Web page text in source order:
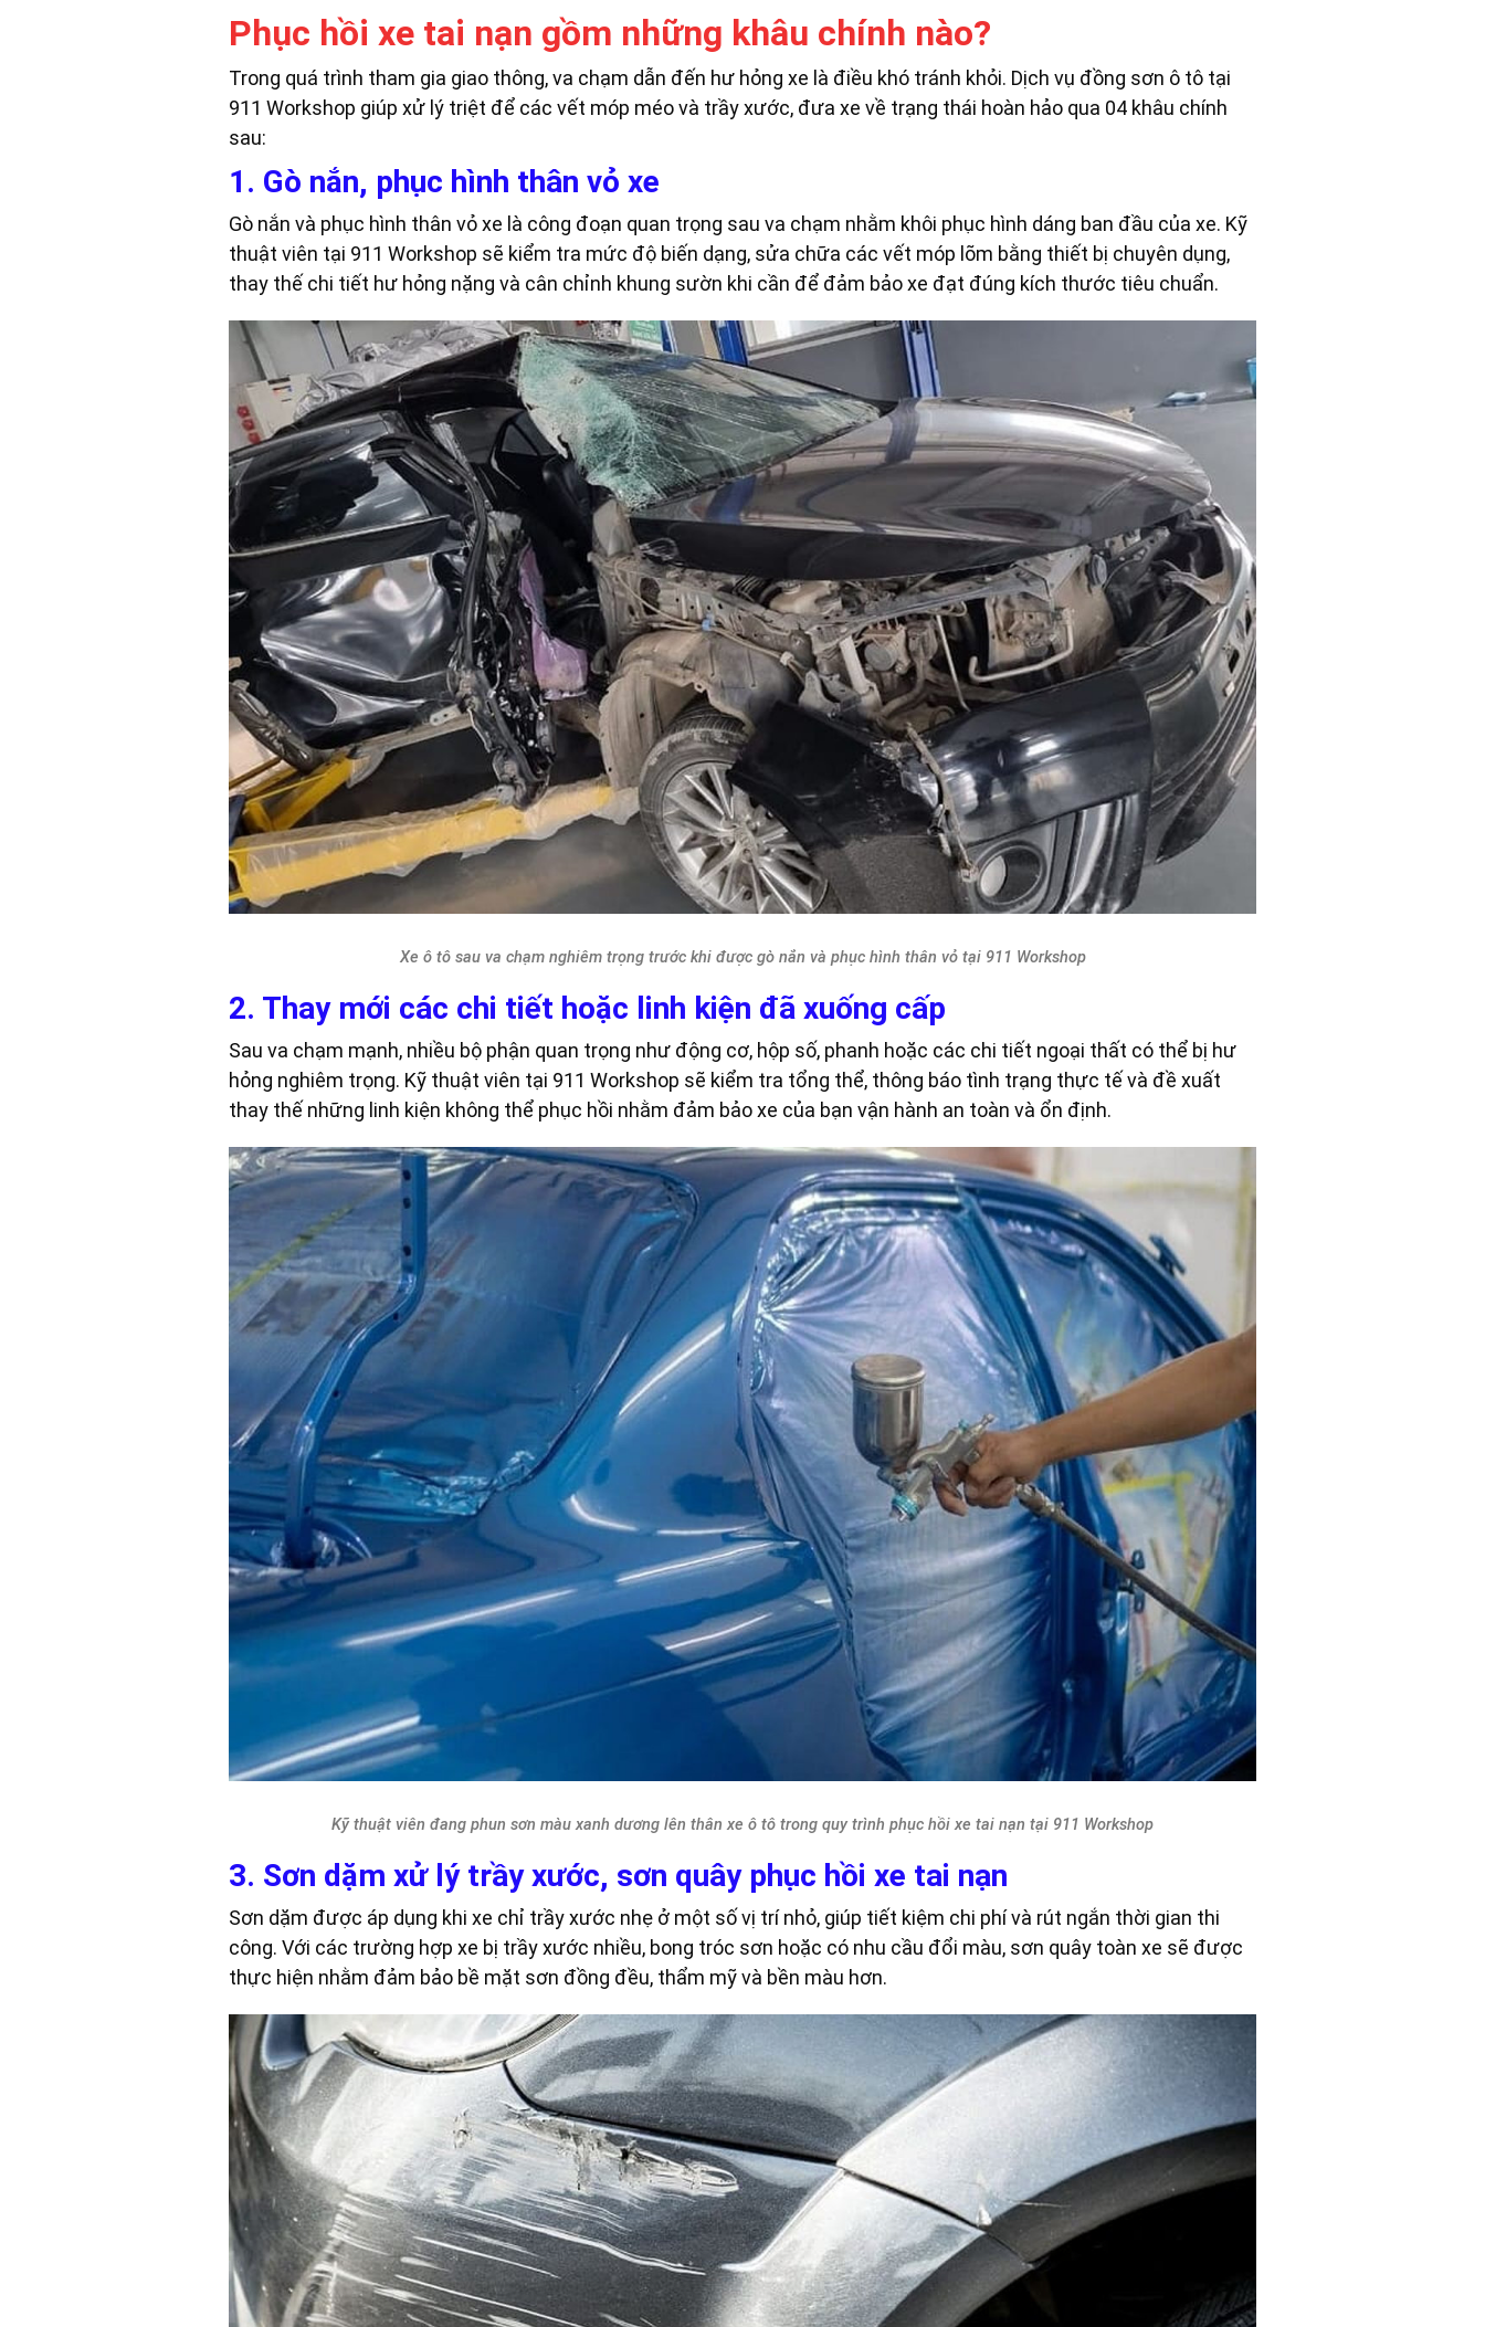
Phục hồi xe tai nạn gồm những khâu chính nào?
Trong quá trình tham gia giao thông, va chạm dẫn đến hư hỏng xe là điều khó tránh khỏi. Dịch vụ đồng sơn ô tô tại
911 Workshop giúp xử lý triệt để các vết móp méo và trầy xước, đưa xe về trạng thái hoàn hảo qua 04 khâu chính
sau:
1. Gò nắn, phục hình thân vỏ xe
Gò nắn và phục hình thân vỏ xe là công đoạn quan trọng sau va chạm nhằm khôi phục hình dáng ban đầu của xe. Kỹ
thuật viên tại 911 Workshop sẽ kiểm tra mức độ biến dạng, sửa chữa các vết móp lõm bằng thiết bị chuyên dụng,
thay thế chi tiết hư hỏng nặng và cân chỉnh khung sườn khi cần để đảm bảo xe đạt đúng kích thước tiêu chuẩn.
Xe ô tô sau va chạm nghiêm trọng trước khi được gò nắn và phục hình thân vỏ tại 911 Workshop
2. Thay mới các chi tiết hoặc linh kiện đã xuống cấp
Sau va chạm mạnh, nhiều bộ phận quan trọng như động cơ, hộp số, phanh hoặc các chi tiết ngoại thất có thể bị hư
hỏng nghiêm trọng. Kỹ thuật viên tại 911 Workshop sẽ kiểm tra tổng thể, thông báo tình trạng thực tế và đề xuất
thay thế những linh kiện không thể phục hồi nhằm đảm bảo xe của bạn vận hành an toàn và ổn định.
Kỹ thuật viên đang phun sơn màu xanh dương lên thân xe ô tô trong quy trình phục hồi xe tai nạn tại 911 Workshop
3. Sơn dặm xử lý trầy xước, sơn quây phục hồi xe tai nạn
Sơn dặm được áp dụng khi xe chỉ trầy xước nhẹ ở một số vị trí nhỏ, giúp tiết kiệm chi phí và rút ngắn thời gian thi
công. Với các trường hợp xe bị trầy xước nhiều, bong tróc sơn hoặc có nhu cầu đổi màu, sơn quây toàn xe sẽ được
thực hiện nhằm đảm bảo bề mặt sơn đồng đều, thẩm mỹ và bền màu hơn.